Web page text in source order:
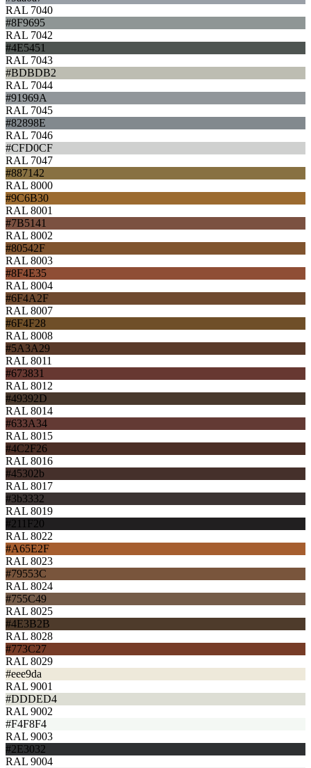
RAL 7040
#8F9695
RAL 7042
#4E5451
RAL 7043
#BDBDB2
RAL 7044
#91969A
RAL 7045
#82898E
RAL 7046
#CFD0CF
RAL 7047
#887142
RAL 8000
#9C6B30
RAL 8001
#7B5141
RAL 8002
#80542F
RAL 8003
#8F4E35
RAL 8004
#6F4A2F
RAL 8007
#6F4F28
RAL 8008
#5A3A29
RAL 8011
#673831
RAL 8012
#49392D
RAL 8014
#633A34
RAL 8015
#4C2F26
RAL 8016
#45302b
RAL 8017
#3b3332
RAL 8019
#211F20
RAL 8022
#A65E2F
RAL 8023
#79553C
RAL 8024
#755C49
RAL 8025
#4E3B2B
RAL 8028
#773C27
RAL 8029
#eee9da
RAL 9001
#DDDED4
RAL 9002
#F4F8F4
RAL 9003
#2E3032
RAL 9004